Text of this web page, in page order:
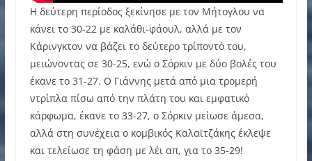
Η δεύτερη περίοδος ξεκίνησε με τον Μήτογλου να
κάνει το 30-22 με καλάθι-φάουλ, αλλά με τον
Κάρινγκτον να βάζει το δεύτερο τρίποντό του,
μειώνοντας σε 30-25, ενώ ο Σόρκιν με δύο βολές του
έκανε το 31-27. Ο Γιάννης μετά από μια τρομερή
ντρίπλα πίσω από την πλάτη του και εμφατικό
κάρφωμα, έκανε το 33-27, ο Σόρκιν μείωσε άμεσα,
αλλά στη συνέχεια ο κομβικός Καλαϊτζάκης έκλεψε
και τελείωσε τη φάση με λέι απ, για το 35-29!